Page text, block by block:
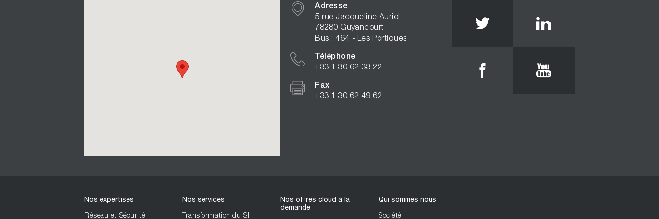
Adresse
5 rue Jacqueline Auriol
78280 Guyancourt
Bus : 464 - Les Portiques
Téléphone
+33 1 30 62 33 22
Fax
+33 1 30 62 49 62
Twitter Linkedin
FacebookYoutube
Nos expertises
Réseau et Sécurité
Nos services
Transformation du SI
Nos offres cloud à la
demande
Qui sommes nous
Société